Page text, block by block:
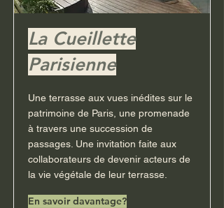
La Cueillette
Parisienne
​Une terrasse aux vues inédites sur le
patrimoine de Paris, une promenade
à travers une succession de
passages. Une invitation faite aux
collaborateurs de devenir acteurs de
la vie végétale de leur terrasse.
En savoir davantage?